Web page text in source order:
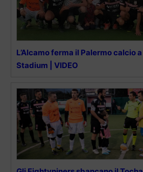
L’Alcamo ferma il Palermo calcio
Stadium | VIDEO